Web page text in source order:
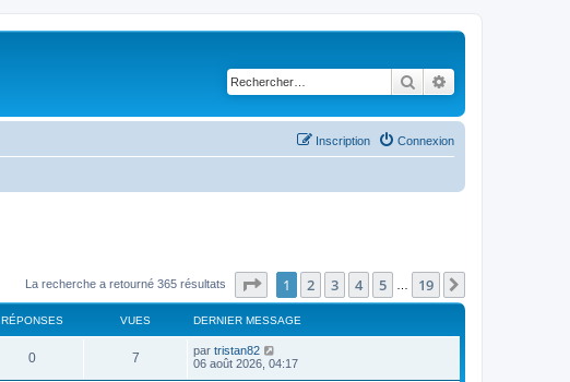
Rechercher
Connexion
Inscription
La recherche a retourné 365 résultats Page sur19
1 2 3 4 5 19
RÉPONSES VUES DERNIER MESSAGE
0 7 par tristan82
06 août 2026, 04:17